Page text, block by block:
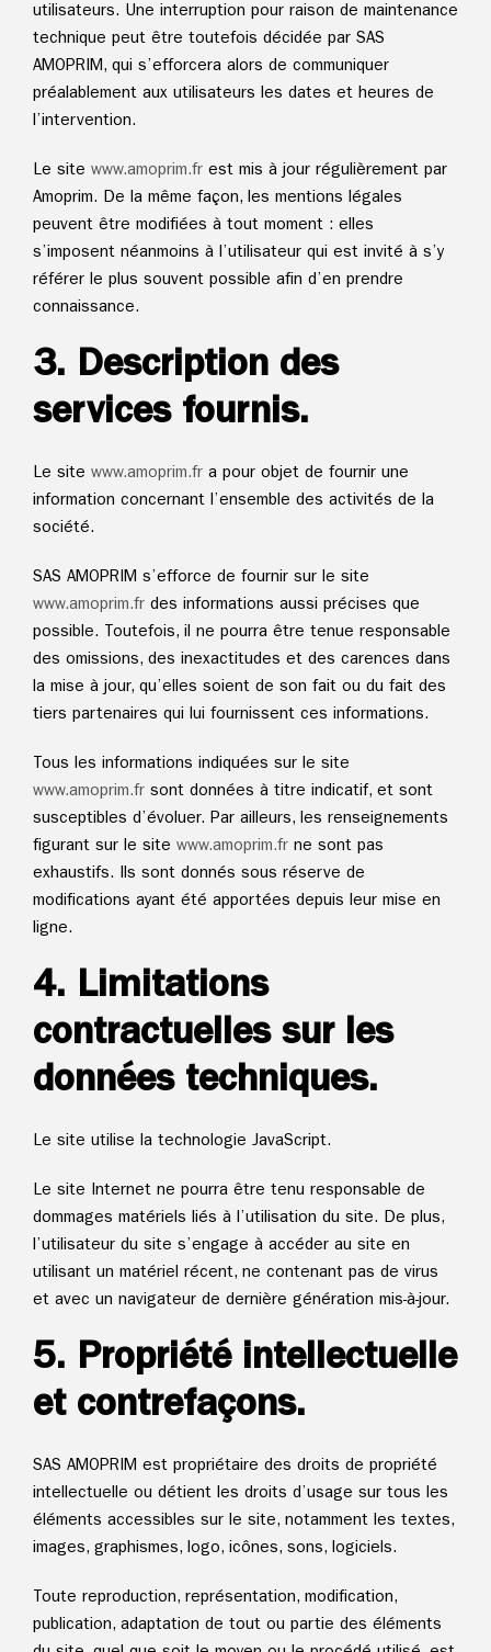
utilisateurs. Une interruption pour raison de maintenance
technique peut être toutefois décidée par SAS
AMOPRIM, qui s’efforcera alors de communiquer
préalablement aux utilisateurs les dates et heures de
l’intervention.
Le site www.amoprim.fr est mis à jour régulièrement par
Amoprim. De la même façon, les mentions légales
peuvent être modifiées à tout moment : elles
s’imposent néanmoins à l’utilisateur qui est invité à s’y
référer le plus souvent possible afin d’en prendre
connaissance.
3. Description des
services fournis.
Le site www.amoprim.fr a pour objet de fournir une
information concernant l’ensemble des activités de la
société.
SAS AMOPRIM s’efforce de fournir sur le site
www.amoprim.fr des informations aussi précises que
possible. Toutefois, il ne pourra être tenue responsable
des omissions, des inexactitudes et des carences dans
la mise à jour, qu’elles soient de son fait ou du fait des
tiers partenaires qui lui fournissent ces informations.
Tous les informations indiquées sur le site
www.amoprim.fr sont données à titre indicatif, et sont
susceptibles d’évoluer. Par ailleurs, les renseignements
figurant sur le site www.amoprim.fr ne sont pas
exhaustifs. Ils sont donnés sous réserve de
modifications ayant été apportées depuis leur mise en
ligne.
4. Limitations
contractuelles sur les
données techniques.
Le site utilise la technologie JavaScript.
Le site Internet ne pourra être tenu responsable de
dommages matériels liés à l’utilisation du site. De plus,
l’utilisateur du site s’engage à accéder au site en
utilisant un matériel récent, ne contenant pas de virus
et avec un navigateur de dernière génération mis-à-jour.
5. Propriété intellectuelle
et contrefaçons.
SAS AMOPRIM est propriétaire des droits de propriété
intellectuelle ou détient les droits d’usage sur tous les
éléments accessibles sur le site, notamment les textes,
images, graphismes, logo, icônes, sons, logiciels.
Toute reproduction, représentation, modification,
publication, adaptation de tout ou partie des éléments